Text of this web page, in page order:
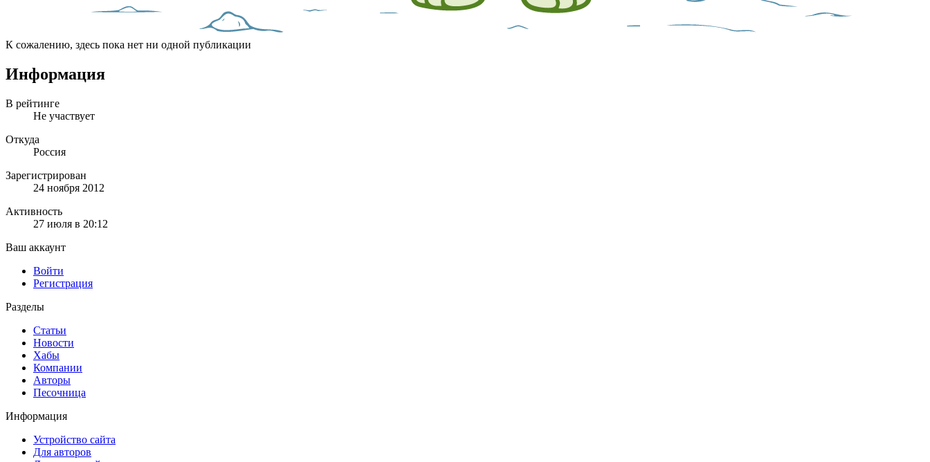
К сожалению, здесь пока нет ни одной публикации
Информация
В рейтинге
Не участвует
Откуда
Россия
Зарегистрирован
24 ноября 2012
Активность
27 июля в 20:12
Ваш аккаунт
Войти
Регистрация
Разделы
Статьи
Новости
Хабы
Компании
Авторы
Песочница
Информация
Устройство сайта
Для авторов